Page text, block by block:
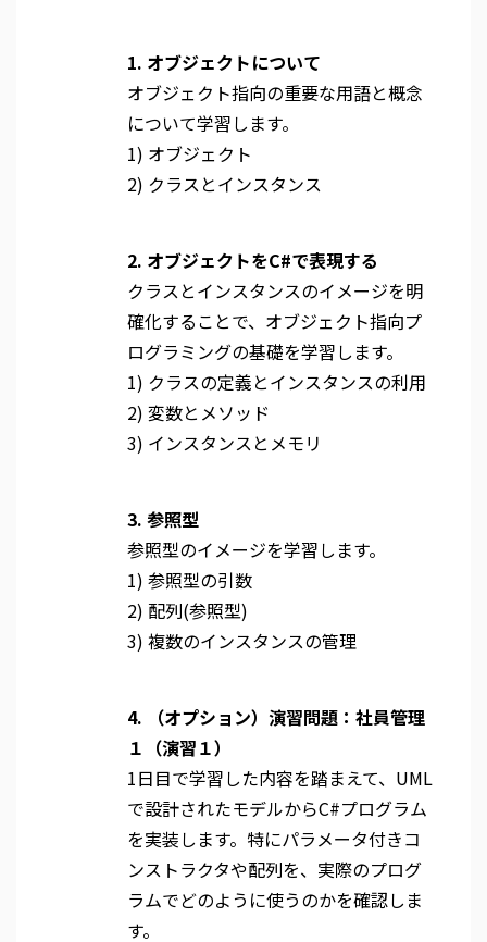
1. オブジェクトについて
オブジェクト指向の重要な用語と概念
について学習します。
1) オブジェクト
2) クラスとインスタンス
2. オブジェクトをC#で表現する
クラスとインスタンスのイメージを明
確化することで、オブジェクト指向プ
ログラミングの基礎を学習します。
1) クラスの定義とインスタンスの利用
2) 変数とメソッド
3) インスタンスとメモリ
3. 参照型
参照型のイメージを学習します。
1) 参照型の引数
2) 配列(参照型)
3) 複数のインスタンスの管理
4. （オプション）演習問題：社員管理
１（演習１）
1日目で学習した内容を踏まえて、UML
で設計されたモデルからC#プログラム
を実装します。特にパラメータ付きコ
ンストラクタや配列を、実際のプログ
ラムでどのように使うのかを確認しま
す。